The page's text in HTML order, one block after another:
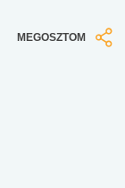
MEGOSZTOM